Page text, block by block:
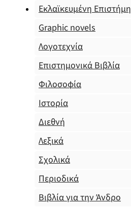
Εκλαϊκευμένη Επιστήμη
Graphic novels
Λογοτεχνία
Επιστημονικά Βιβλία
Φιλοσοφία
Ιστορία
Διεθνή
Λεξικά
Σχολικά
Περιοδικά
Βιβλία για την Άνδρο